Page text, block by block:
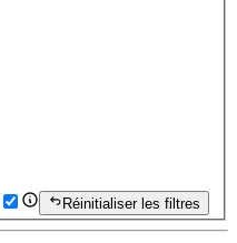
Réinitialiser les filtres